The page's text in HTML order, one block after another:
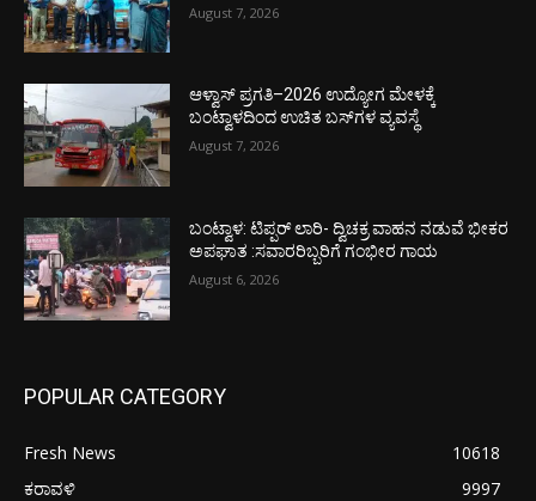
August 7, 2026
ಆಳ್ವಾಸ್ ಪ್ರಗತಿ–2026 ಉದ್ಯೋಗ ಮೇಳಕ್ಕೆ
ಬಂಟ್ವಾಳದಿಂದ ಉಚಿತ ಬಸ್‌ಗಳ ವ್ಯವಸ್ಥೆ
August 7, 2026
ಬಂಟ್ವಾಳ: ಟಿಪ್ಪರ್ ಲಾರಿ- ದ್ವಿಚಕ್ರ ವಾಹನ ನಡುವೆ ಭೀಕರ
ಅಪಘಾತ :ಸವಾರರಿಬ್ಬರಿಗೆ ಗಂಭೀರ ಗಾಯ
August 6, 2026
POPULAR CATEGORY
Fresh News
10618
ಕರಾವಳಿ
9997